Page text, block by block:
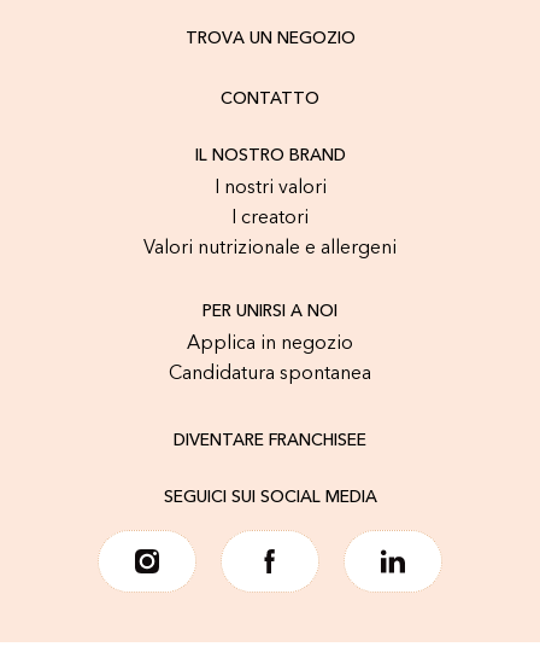
TROVA UN NEGOZIO
CONTATTO
IL NOSTRO BRAND
I nostri valori
I creatori
Valori nutrizionale e allergeni
PER UNIRSI A NOI
Applica in negozio
Candidatura spontanea
DIVENTARE FRANCHISEE
SEGUICI SUI SOCIAL MEDIA